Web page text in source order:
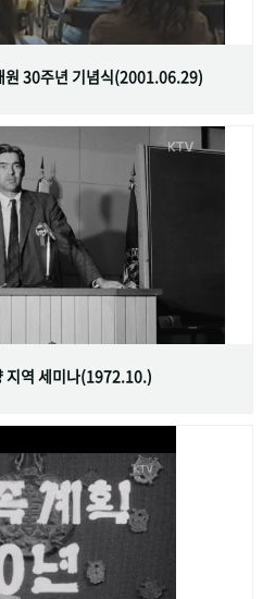
원 30주년 기념식(2001.06.29)
지역 세미나(1972.10.)